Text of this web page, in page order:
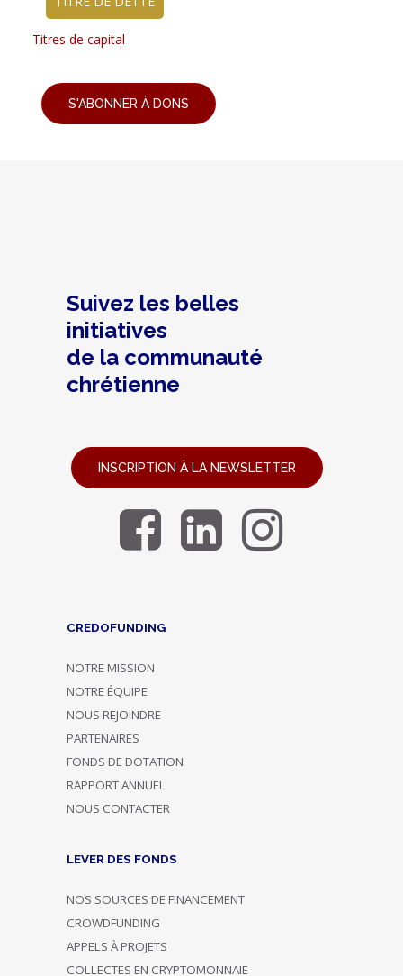
Titres de capital
S'ABONNER À DONS
Suivez les belles
initiatives
de la communauté
chrétienne
INSCRIPTION À LA NEWSLETTER
CREDOFUNDING
NOTRE MISSION
NOTRE ÉQUIPE
NOUS REJOINDRE
PARTENAIRES
FONDS DE DOTATION
RAPPORT ANNUEL
NOUS CONTACTER
LEVER DES FONDS
NOS SOURCES DE FINANCEMENT
CROWDFUNDING
APPELS À PROJETS
COLLECTES EN CRYPTOMONNAIE